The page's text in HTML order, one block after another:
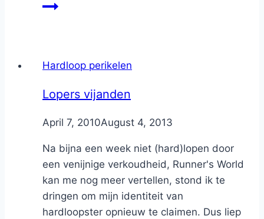
Hardloop perikelen
Lopers vijanden
ByNicole
April 7, 2010August 4, 2013
Na bijna een week niet (hard)lopen door
een venijnige verkoudheid, Runner's World
kan me nog meer vertellen, stond ik te
dringen om mijn identiteit van
hardloopster opnieuw te claimen. Dus liep